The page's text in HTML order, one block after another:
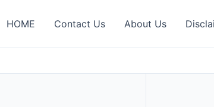
HOME Contact Us About Us